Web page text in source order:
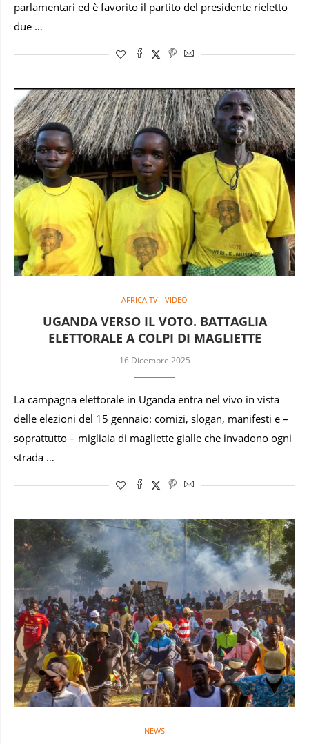
parlamentari ed è favorito il partito del presidente rieletto
due …
AFRICA TV - VIDEO
UGANDA VERSO IL VOTO. BATTAGLIA
ELETTORALE A COLPI DI MAGLIETTE
16 Dicembre 2025
La campagna elettorale in Uganda entra nel vivo in vista
delle elezioni del 15 gennaio: comizi, slogan, manifesti e –
soprattutto – migliaia di magliette gialle che invadono ogni
strada …
NEWS